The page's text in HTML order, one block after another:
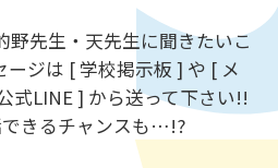
野先生・天先生に聞きたいこ
ージは [ 学校掲示板 ] や [ メ
式LINE ] から送って下さい!!
きるチャンスも…!?